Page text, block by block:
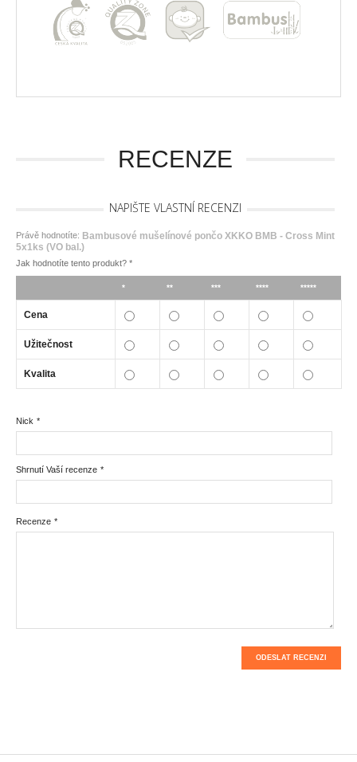
RECENZE
NAPIŠTE VLASTNÍ RECENZI
Právě hodnotíte: Bambusové mušelínové pončo XKKO BMB - Cross Mint
5x1ks (VO bal.)
Jak hodnotíte tento produkt? *
* ** *** **** *****
Cena
Užitečnost
Kvalita
*
Nick
*
Shrnutí Vaší recenze
*
Recenze
ODESLAT RECENZI